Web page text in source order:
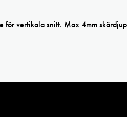
vertikala snitt. Max 4mm